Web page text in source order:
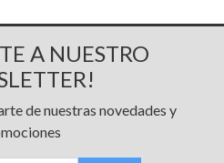
A NUESTRO
de nuestras novedades y